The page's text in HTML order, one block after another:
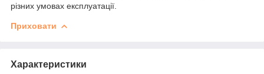
різних умовах експлуатації.
Приховати
Характеристики